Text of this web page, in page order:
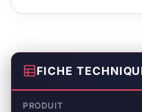
FICHE
PRODUIT